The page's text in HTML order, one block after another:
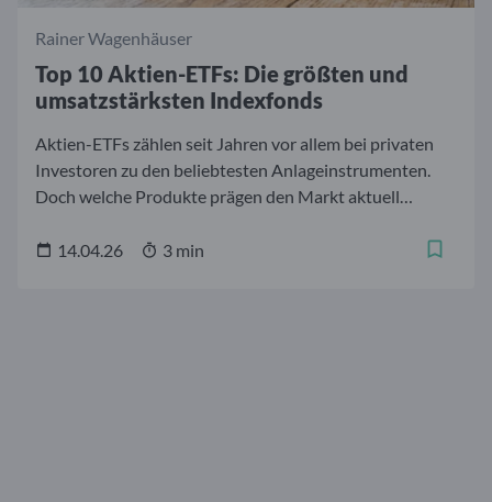
Rainer Wagenhäuser
Top 10 Aktien-ETFs: Die größten und
umsatzstärksten Indexfonds
Aktien-ETFs zählen seit Jahren vor allem bei privaten
Investoren zu den beliebtesten Anlageinstrumenten.
Doch welche Produkte prägen den Markt aktuell
umsatzstärksten Aktien-ETFs verrät, welche Indexfonds
14.04.26 3 min